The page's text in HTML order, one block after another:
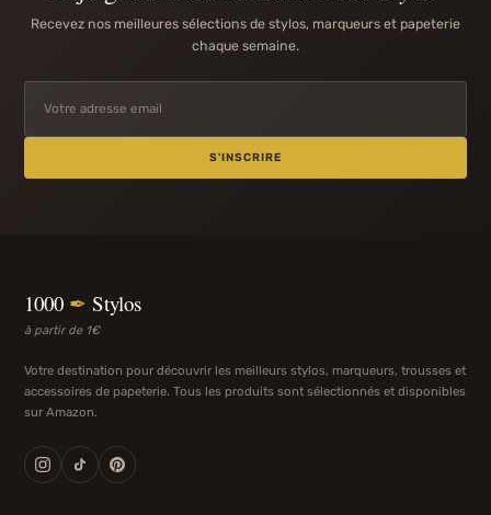
Recevez nos meilleures sélections de stylos, marqueurs et papeterie
chaque semaine.
S'INSCRIRE
1000 ✒ Stylos
à partir de 1€
Votre destination pour découvrir les meilleurs stylos, marqueurs, trousses et
accessoires de papeterie. Tous les produits sont sélectionnés et disponibles
sur Amazon.